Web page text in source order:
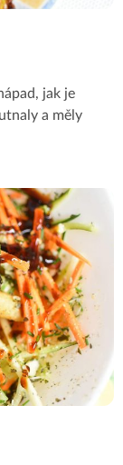
jak je
a měly